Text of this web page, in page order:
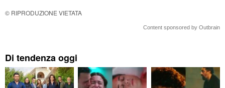
© RIPRODUZIONE VIETATA
Content sponsored by Outbrain
Di tendenza oggi